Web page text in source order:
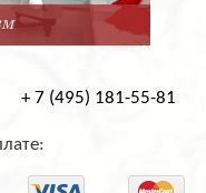
+ 7 (495) 181-55-81